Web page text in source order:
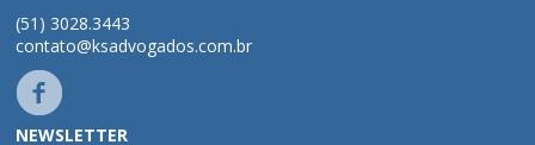
(51) 3028.3443
contato@ksadvogados.com.br
NEWSLETTER